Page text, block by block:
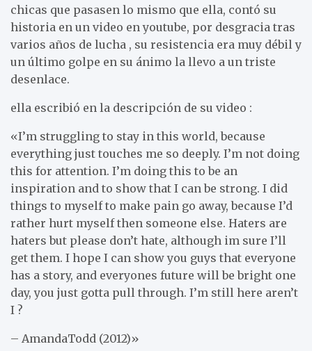
chicas que pasasen lo mismo que ella, contó su
historia en un video en youtube, por desgracia tras
varios años de lucha , su resistencia era muy débil y
un último golpe en su ánimo la llevo a un triste
desenlace.
ella escribió en la descripción de su video :
«I’m struggling to stay in this world, because
everything just touches me so deeply. I’m not doing
this for attention. I’m doing this to be an
inspiration and to show that I can be strong. I did
things to myself to make pain go away, because I’d
rather hurt myself then someone else. Haters are
haters but please don’t hate, although im sure I’ll
get them. I hope I can show you guys that everyone
has a story, and everyones future will be bright one
day, you just gotta pull through. I’m still here aren’t
I ?
– AmandaTodd (2012)»